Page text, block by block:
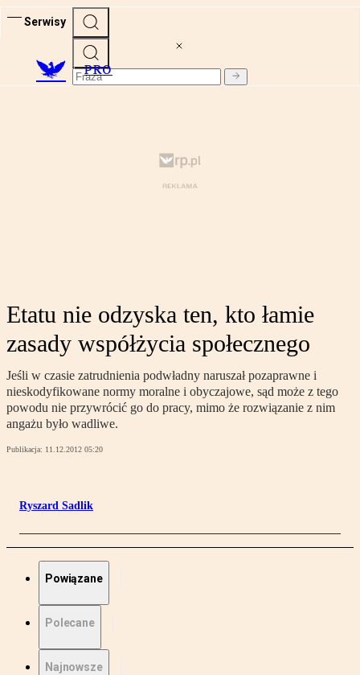
Serwisy
PRO
Etatu nie odzyska ten, kto łamie
zasady współżycia społecznego
Jeśli w czasie zatrudnienia podwładny naruszał pozaprawne i
nieskodyfikowane normy moralne i obyczajowe, sąd może z tego
powodu nie przywrócić go do pracy, mimo że rozwiązanie z nim
angażu było wadliwe.
Publikacja: 11.12.2012 05:20
Ryszard Sadlik
Powiązane
Polecane
Najnowsze